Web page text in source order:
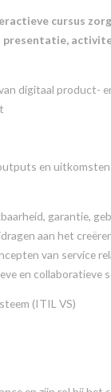
cursus
presentatie,
digitaal product-
en uitkomsten
garantie,
aan het
van service
en collaboratieve
(ITIL VS)